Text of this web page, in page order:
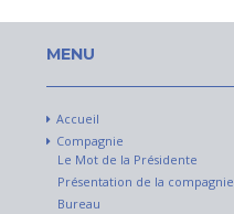
MENU
Accueil
Compagnie
Le Mot de la Présidente
Présentation de la compagnie
Bureau